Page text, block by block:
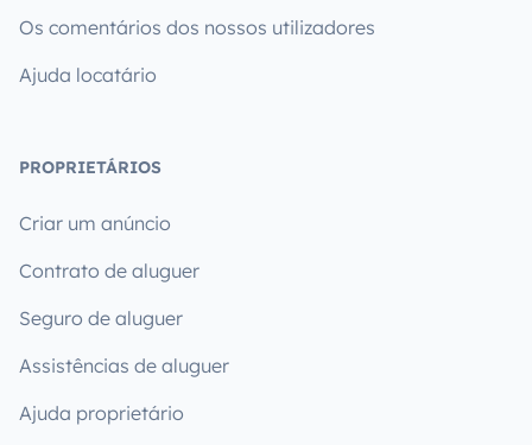
Os comentários dos nossos utilizadores
Ajuda locatário
PROPRIETÁRIOS
Criar um anúncio
Contrato de aluguer
Seguro de aluguer
Assistências de aluguer
Ajuda proprietário